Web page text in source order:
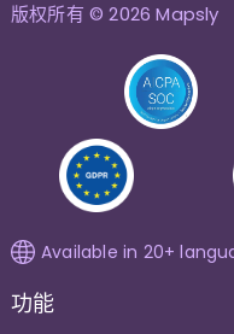
版权所有 © 2026 Mapsly
Available in 20+
功能